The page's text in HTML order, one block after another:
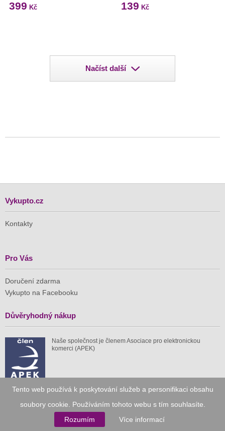
Tento web používá k poskytování služeb a personifikaci obsahu
soubory cookie. Používáním tohoto webu s tím souhlasíte.
Rozumím
Více informací
399 Kč 139 Kč
Načíst další
Vykupto.cz
Kontakty
Pro Vás
Doručení zdarma
Vykupto na Facebooku
Důvěryhodný nákup
Naše společnost je členem Asociace pro elektronickou
komerci (APEK)
Již od roku 2010